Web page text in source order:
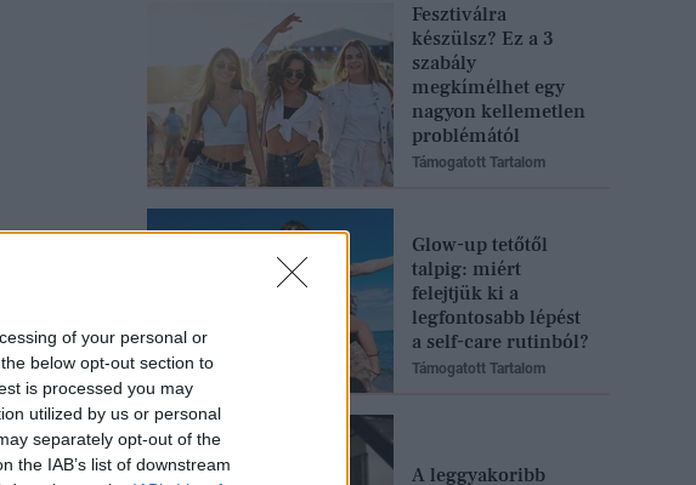
of your personal or
below opt-out section to
is processed you may
utilized by us or personal
separately opt-out of the
the IAB’s list of downstream
Fesztiválra
készülsz? Ez a 3
szabály
megkímélhet egy
nagyon kellemetlen
problémától
Támogatott Tartalom
Glow-up tetőtől
talpig: miért
felejtjük ki a
legfontosabb lépést
a self-care rutinból?
Támogatott Tartalom
A leggyakoribb